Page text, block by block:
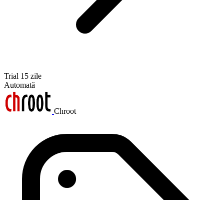
Trial 15 zile
Automată
Chroot